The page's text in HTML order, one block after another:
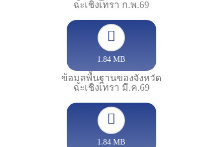
ฉะเชิงเทรา ก.พ.69
1.84 MB
ข้อมูลพื้นฐานของจังหวัด
ฉะเชิงเทรา มี.ค.69
1.84 MB